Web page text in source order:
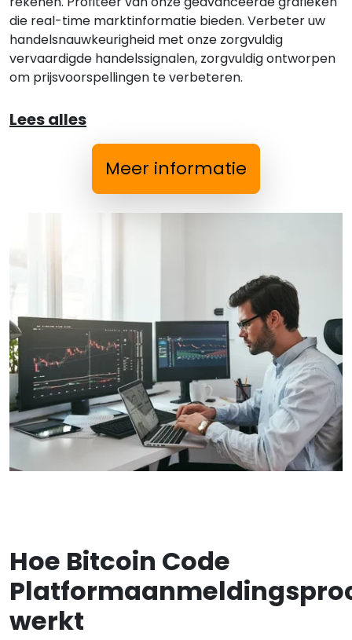
die real-time marktinformatie bieden. Verbeter uw
handelsnauwkeurigheid met onze zorgvuldig
vervaardigde handelssignalen, zorgvuldig ontworpen
om prijsvoorspellingen te verbeteren.
Lees alles
Meer informatie
Hoe Bitcoin Code
werkt